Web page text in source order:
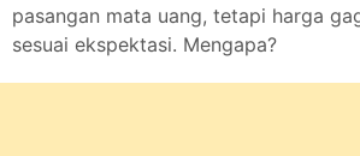
pasangan mata uang, tetapi harga
sesuai ekspektasi. Mengapa?